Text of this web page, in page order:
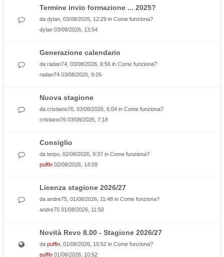
Termine invio formazione ... 2025?
da dylan , 03/08/2026, 12:29 in Come funziona?
dylan 03/08/2026, 13:54
Generazione calendario
da radan74 , 03/08/2026, 6:56 in Come funziona?
radan74 03/08/2026, 9:26
Nuova stagione
da cristiano76 , 03/08/2026, 6:04 in Come funziona?
cristiano76 03/08/2026, 7:18
Consiglio
da terpo , 02/08/2026, 9:37 in Come funziona?
puffin 02/08/2026, 14:09
Licenza stagione 2026/27
da andre75 , 01/08/2026, 11:48 in Come funziona?
andre75 01/08/2026, 11:50
Novità Revo 8.00 - Stagione 2026/27
da puffin , 01/08/2026, 10:52 in Come funziona?
puffin 01/08/2026, 10:52